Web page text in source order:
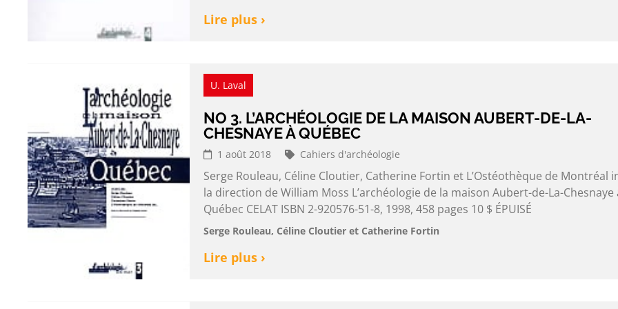
Lire plus ›
U. Laval
NO 3. L’ARCHÉOLOGIE DE LA MAISON AUBERT-DE-LA-
CHESNAYE À QUÉBEC
1 août 2018 Cahiers d'archéologie
Serge Rouleau, Céline Cloutier, Catherine Fortin et L’Ostéothèque de Montréal
la direction de William Moss L’archéologie de la maison Aubert-de-La-Chesnaye
Québec CELAT ISBN 2-920576-51-8, 1998, 458 pages 10 $ ÉPUISÉ
Serge Rouleau, Céline Cloutier et Catherine Fortin
Lire plus ›